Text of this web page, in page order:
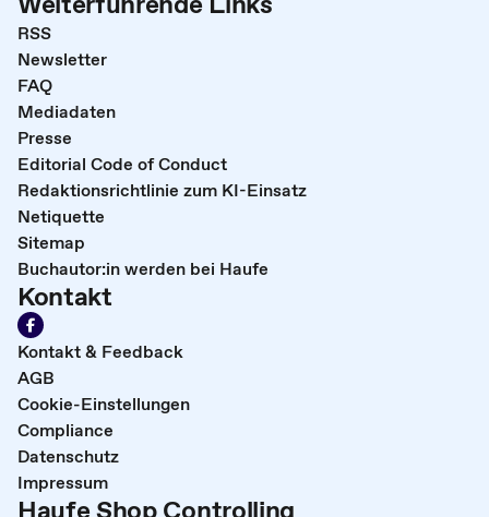
RSS
Newsletter
FAQ
Mediadaten
Presse
Editorial Code of Conduct
Redaktionsrichtlinie zum KI-Einsatz
Netiquette
Sitemap
Buchautor:in werden bei Haufe
Kontakt
Kontakt & Feedback
AGB
Cookie-Einstellungen
Compliance
Datenschutz
Impressum